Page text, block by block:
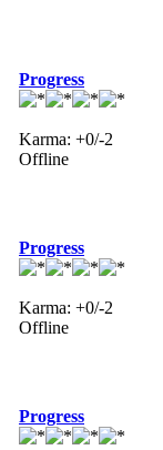
Progress
Karma: +0/-2
Offline
Progress
Karma: +0/-2
Offline
Progress